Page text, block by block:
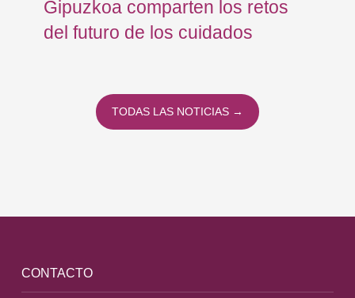
Gipuzkoa comparten los retos
del futuro de los cuidados
TODAS LAS NOTICIAS →
CONTACTO